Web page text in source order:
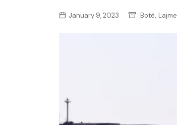
BOTË
January 9, 2023 Botë, Lajme